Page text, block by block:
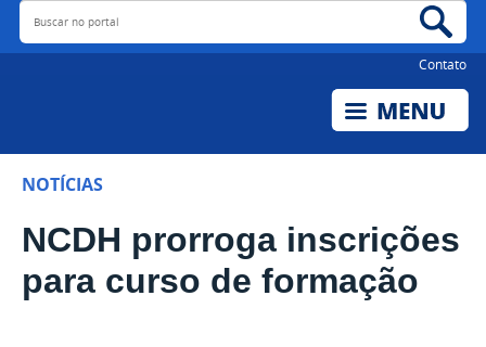
Buscar no portal
Contato
NOTÍCIAS
NCDH prorroga inscrições
para curso de formação